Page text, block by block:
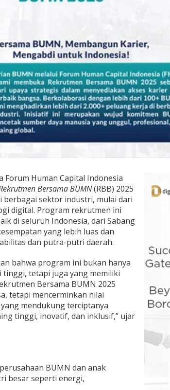
Forum Human Capital Indonesia
Bersama BUMN(RBB) 2025
berbagai sektor industri, mulai dari
digital. Program rekrutmen ini
di seluruh Indonesia, dari Sabang
yang lebih luas dan
dan putra-putri daerah.
bahwa program ini bukan hanya
tinggi, tetapi juga yang memiliki
Bersama BUMN 2025
tetapi mencerminkan nilai
mendukung terciptanya
tinggi, inovatif, dan inklusif,” ujar
BUMN dan anak
besar seperti energi,